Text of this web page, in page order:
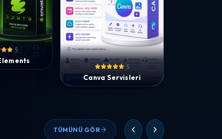
5
5
Canva Servisleri
TÜMÜNÜ GÖR